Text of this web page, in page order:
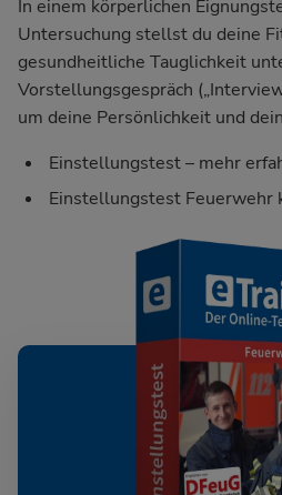
In einem körperlichen
Untersuchung stellst du deine
gesundheitliche Tauglichkeit
Vorstellungsgespräch
um deine Persönlichkeit und
Einstellungstest – mehr
Einstellungstest Feuerwehr